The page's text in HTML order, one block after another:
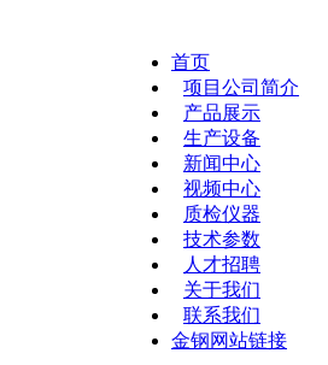
首页
项目公司简介
产品展示
生产设备
新闻中心
视频中心
质检仪器
技术参数
人才招聘
关于我们
联系我们
金钢网站链接